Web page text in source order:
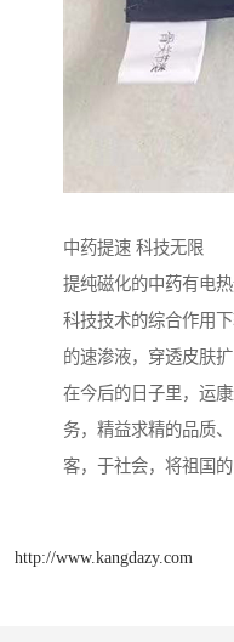
中药提速 科技无限
提纯磁化的中药有电
科技技术的综合作用
的速渗液，穿透皮肤
在今后的日子里，运
务，精益求精的品质
客，于社会，将祖国的
http://www.kangdazy.com